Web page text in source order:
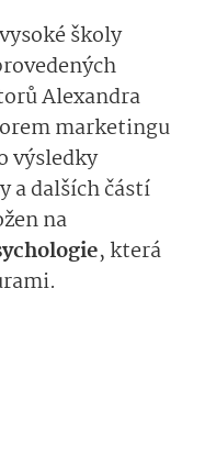
školy
Alexandra
marketingu
výsledky
a dalších částí
na
, která